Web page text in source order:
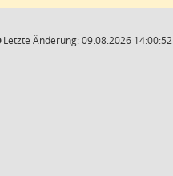
Letzte Änderung: 09.08.2026 14:00:52